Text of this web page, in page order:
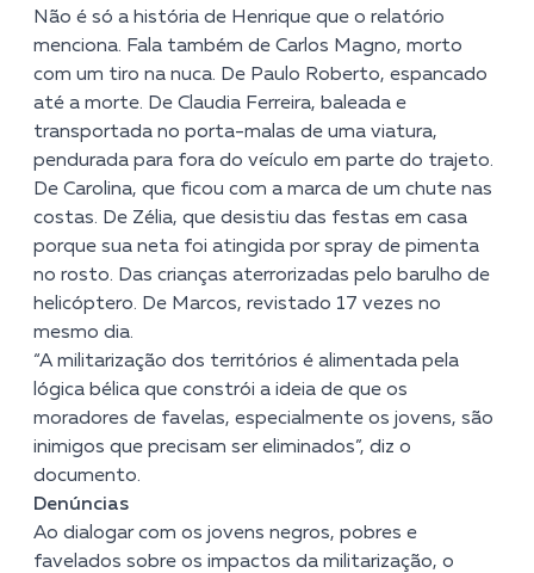
Não é só a história de Henrique que o relatório
menciona. Fala também de Carlos Magno, morto
com um tiro na nuca. De Paulo Roberto, espancado
até a morte. De Claudia Ferreira, baleada e
transportada no porta-malas de uma viatura,
pendurada para fora do veículo em parte do trajeto.
De Carolina, que ficou com a marca de um chute nas
costas. De Zélia, que desistiu das festas em casa
porque sua neta foi atingida por spray de pimenta
no rosto. Das crianças aterrorizadas pelo barulho de
helicóptero. De Marcos, revistado 17 vezes no
mesmo dia.
“A militarização dos territórios é alimentada pela
lógica bélica que constrói a ideia de que os
moradores de favelas, especialmente os jovens, são
inimigos que precisam ser eliminados”, diz o
documento.
Denúncias
Ao dialogar com os jovens negros, pobres e
favelados sobre os impactos da militarização, o